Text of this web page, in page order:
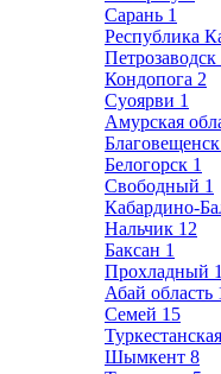
Сарань 1
Республика
Петрозаводск
Кондопога 2
Суоярви 1
Амурская
Благовещенск
Белогорск 1
Свободный 1
Кабардино-
Нальчик 12
Баксан 1
Прохладный 1
Абай область
Семей 15
Шымкент 8